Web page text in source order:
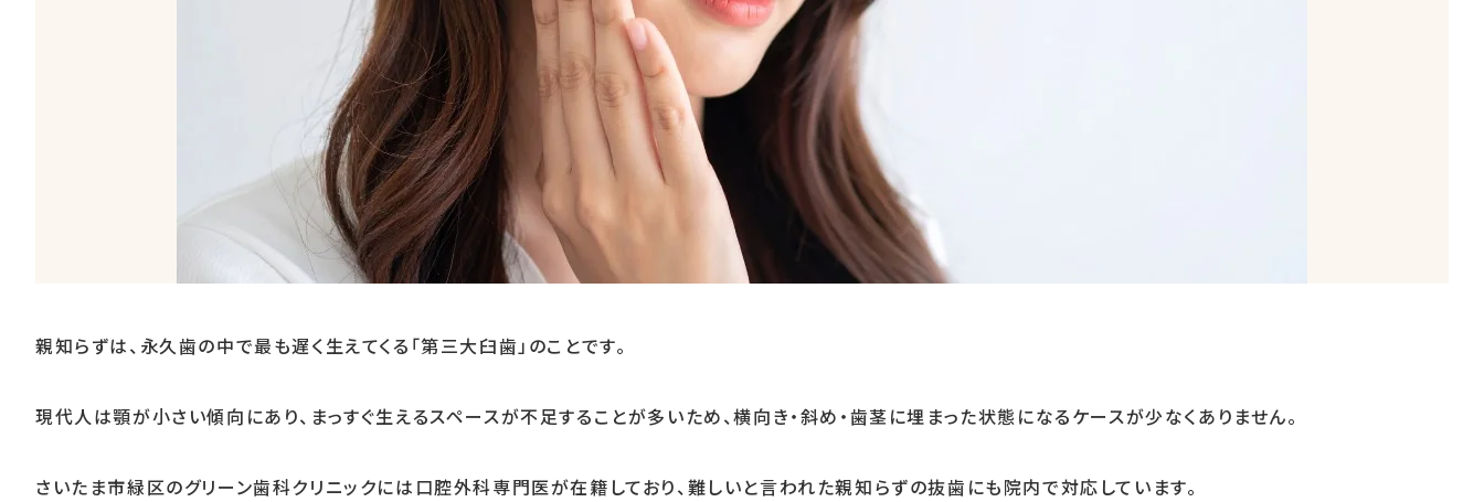
親知らずは、永久歯の中で最も遅く生えてくる「第三大臼歯」のことです。
現代人は顎が小さい傾向にあり、まっすぐ生えるスペースが不足することが多いため、横向き・斜め・歯茎に埋まった状態になるケースが少なくありません。
さいたま市緑区のグリーン歯科クリニックには口腔外科専門医が在籍しており、難しいと言われた親知らずの抜歯にも院内で対応しています。